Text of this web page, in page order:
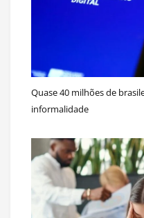
Quase 40 milhões de
informalidade